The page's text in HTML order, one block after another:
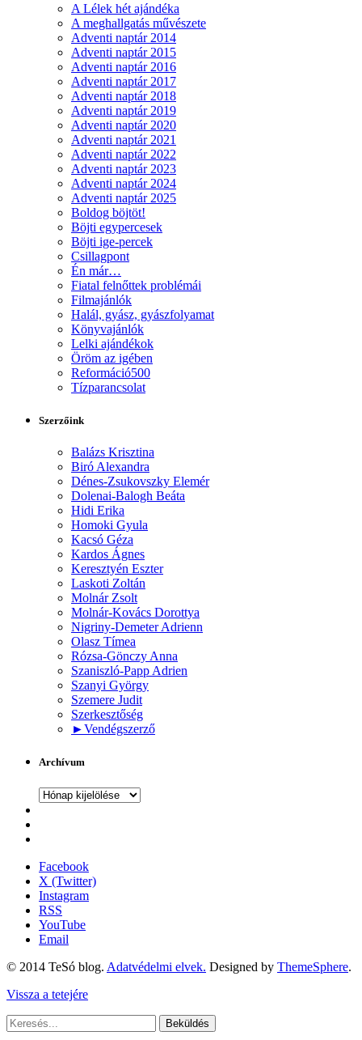
A Lélek hét ajándéka
A meghallgatás művészete
Adventi naptár 2014
Adventi naptár 2015
Adventi naptár 2016
Adventi naptár 2017
Adventi naptár 2018
Adventi naptár 2019
Adventi naptár 2020
Adventi naptár 2021
Adventi naptár 2022
Adventi naptár 2023
Adventi naptár 2024
Adventi naptár 2025
Boldog böjtöt!
Böjti egypercesek
Böjti ige-percek
Csillagpont
Én már…
Fiatal felnőttek problémái
Filmajánlók
Halál, gyász, gyászfolyamat
Könyvajánlók
Lelki ajándékok
Öröm az igében
Reformáció500
Tízparancsolat
Szerzőink
Balázs Krisztina
Biró Alexandra
Dénes-Zsukovszky Elemér
Dolenai-Balogh Beáta
Hidi Erika
Homoki Gyula
Kacsó Géza
Kardos Ágnes
Keresztyén Eszter
Laskoti Zoltán
Molnár Zsolt
Molnár-Kovács Dorottya
Nigriny-Demeter Adrienn
Olasz Tímea
Rózsa-Gönczy Anna
Szaniszló-Papp Adrien
Szanyi György
Szemere Judit
Szerkesztőség
►Vendégszerző
Archívum
Archívum
Facebook
X (Twitter)
Instagram
RSS
YouTube
Email
© 2014 TeSó blog. Adatvédelmi elvek. Designed by ThemeSphere.
Vissza a tetejére
Beküldés